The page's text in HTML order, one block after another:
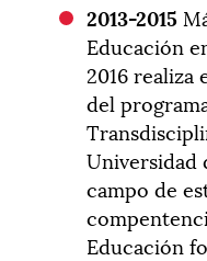
2013-2015
Educación
2016 realiza
del
Universidad
campo de
Educación